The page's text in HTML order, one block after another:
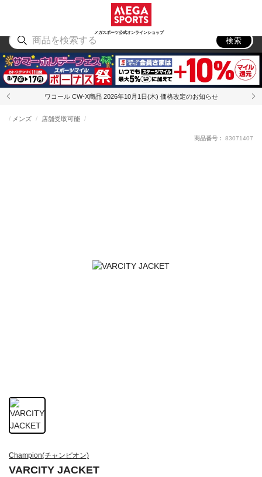
メガスポーツ公式オンラインショップ
アウトドア
検索
ワコール CW-X商品 2026年10月1日(木) 価格改定のお知らせ
Champion(チャンピオン)
VARCITY JACKET
メンズ 店舗受取可能
商品番号： 83071407